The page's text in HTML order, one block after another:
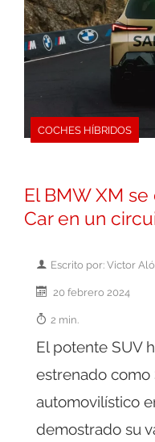
COCHES HÍBRIDOS
El BMW XM
Car en un
Escrito por: Victor
20 febrero 2024
2 min.
El potente SUV
estrenado como
automovilístico
demostrado su